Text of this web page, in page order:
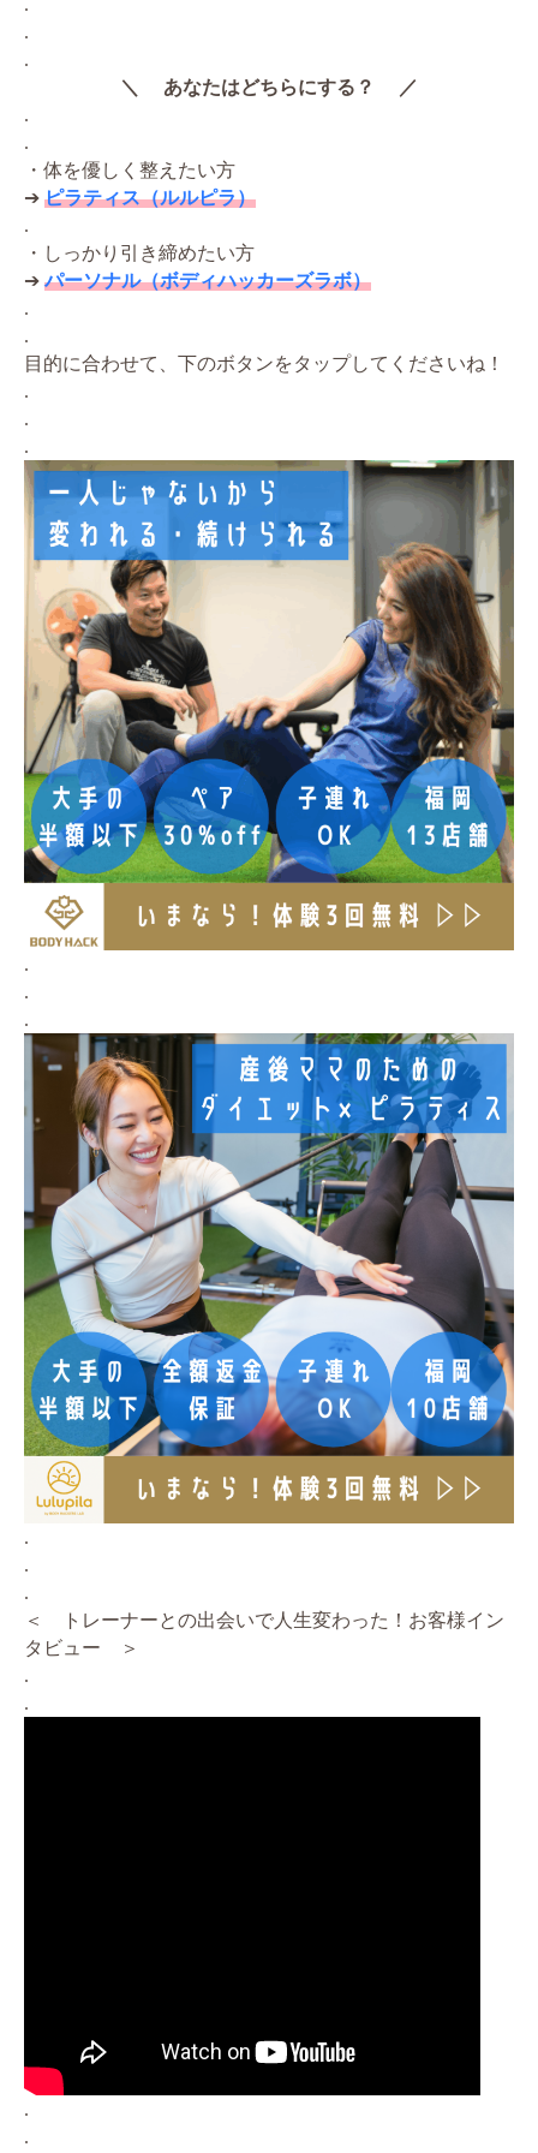
.
.
.
＼ あなたはどちらにする？ ／
.
.
・体を優しく整えたい方
➔ ピラティス（ルルピラ）
.
・しっかり引き締めたい方
➔パーソナル（ボディハッカーズラボ）
.
.
目的に合わせて、下のボタンをタップしてくださいね！
.
.
.
.
.
.
.
.
.
＜ トレーナーとの出会いで人生変わった！お客様イン
タビュー ＞
.
.
.
.